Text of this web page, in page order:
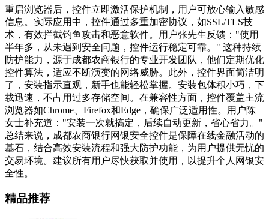
重启浏览器后，控件立即激活保护机制，用户可放心输入敏感
信息。实际应用中，控件通过多重加密协议，如SSL/TLS技
术，有效拦截钓鱼攻击和恶意软件。用户张先生反馈："使用
半年多，从未遇到安全问题，控件运行稳定可靠。" 这种持续
防护能力，源于成都农商银行的专业开发团队，他们定期优化
控件算法，适应不断演变的网络威胁。此外，控件界面简洁明
了，安装指示直观，新手也能轻松掌握。安装包体积小巧，下
载迅速，不占用过多存储空间。在兼容性方面，控件覆盖主流
浏览器如Chrome、Firefox和Edge，确保广泛适用性。用户陈
女士补充道："安装一次就搞定，后续自动更新，省心省力。"
总结来说，成都农商银行网银安全控件是保障在线金融活动的
基石，结合高效安装流程和强大防护功能，为用户提供无忧的
交易环境。建议所有用户尽快获取并使用，以提升个人网银安
全性。
精品推荐